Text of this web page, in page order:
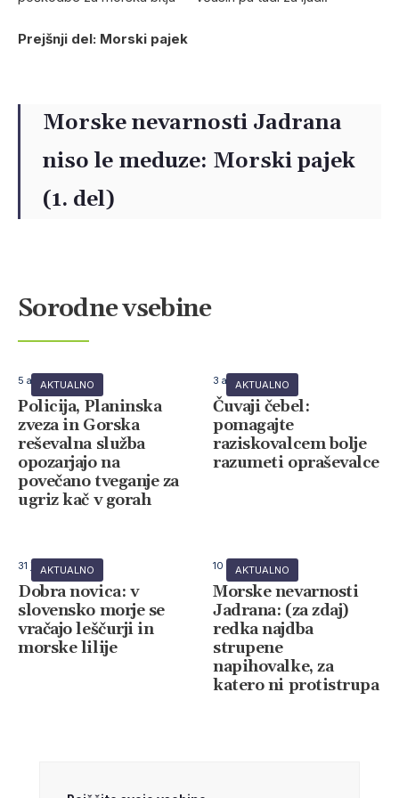
Prejšnji del: Morski pajek
Morske nevarnosti Jadrana
niso le meduze: Morski pajek
(1. del)
Sorodne vsebine
AKTUALNO
5 avgusta, 2026
Policija, Planinska
zveza in Gorska
reševalna služba
opozarjajo na
povečano tveganje za
ugriz kač v gorah
AKTUALNO
3 avgusta, 2026
Čuvaji čebel:
pomagajte
raziskovalcem bolje
razumeti opraševalce
AKTUALNO
31 julija, 2026
Dobra novica: v
slovensko morje se
vračajo leščurji in
morske lilije
AKTUALNO
10 julija, 2026
Morske nevarnosti
Jadrana: (za zdaj)
redka najdba
strupene
napihovalke, za
katero ni protistrupa